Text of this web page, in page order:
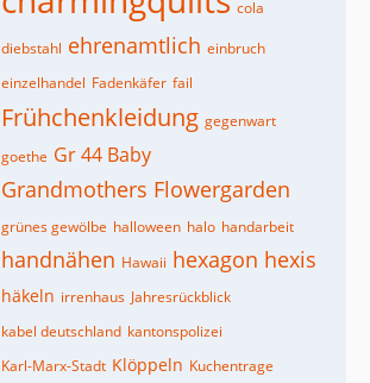
cola
diebstahl ehrenamtlich einbruch
einzelhandel Fadenkäfer fail
Frühchenkleidung gegenwart
goethe Gr 44 Baby
Grandmothers Flowergarden
grünes gewölbe halloween halo handarbeit
handnähen Hawaii hexagon hexis
häkeln irrenhaus Jahresrückblick
kabel deutschland kantonspolizei
Karl-Marx-Stadt Klöppeln Kuchentrage